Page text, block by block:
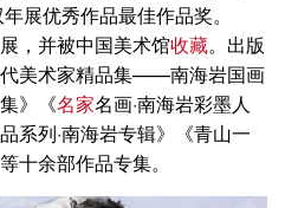
展优秀作品最佳作品奖。
，并被中国美术馆收藏。出版
美术家精品集——南海岩国画
》《名家名画·南海岩彩墨人
系列·南海岩专辑》《青山一
十余部作品专集。